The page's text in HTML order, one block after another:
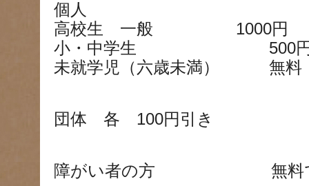
個人
高校生 一般 1000円
小・中学生 500
未就学児（六歳未満） 無料
団体 各 100円引き
障がい者の方 無料で